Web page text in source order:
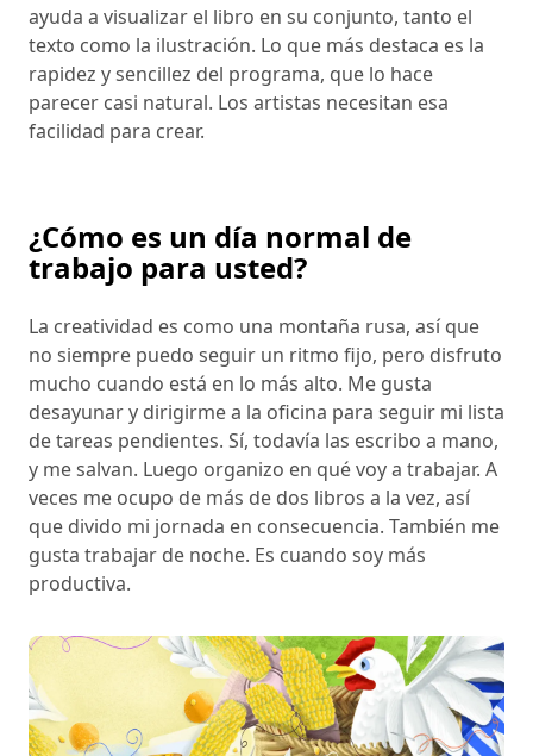
ayuda a visualizar el libro en su conjunto, tanto el
texto como la ilustración. Lo que más destaca es la
rapidez y sencillez del programa, que lo hace
parecer casi natural. Los artistas necesitan esa
facilidad para crear.
¿Cómo es un día normal de
trabajo para usted?
La creatividad es como una montaña rusa, así que
no siempre puedo seguir un ritmo fijo, pero disfruto
mucho cuando está en lo más alto. Me gusta
desayunar y dirigirme a la oficina para seguir mi lista
de tareas pendientes. Sí, todavía las escribo a mano,
y me salvan. Luego organizo en qué voy a trabajar. A
veces me ocupo de más de dos libros a la vez, así
que divido mi jornada en consecuencia. También me
gusta trabajar de noche. Es cuando soy más
productiva.